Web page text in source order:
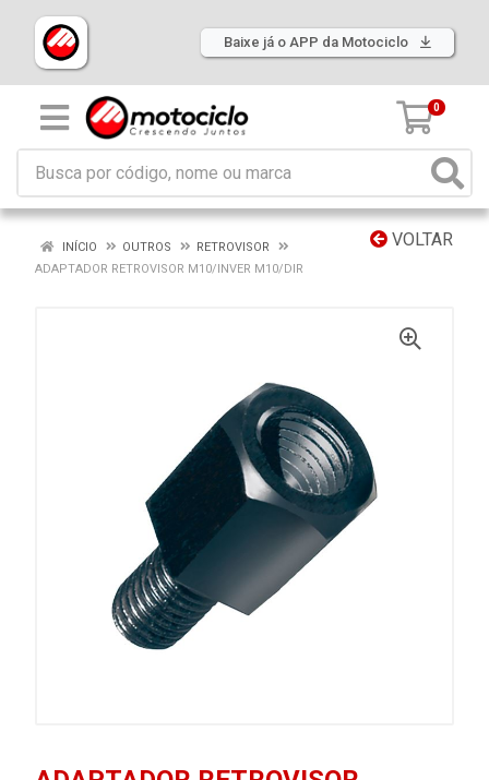
Baixe já o APP da Motociclo
0
VOLTAR
INÍCIO OUTROS
RETROVISOR
ADAPTADOR RETROVISOR M10/INVER M10/DIR